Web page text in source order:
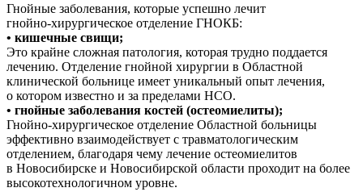
Гнойные заболевания, которые успешно лечит
гнойно-хирургическое отделение ГНОКБ:
• кишечные свищи;
Это крайне сложная патология, которая трудно поддается
лечению. Отделение гнойной хирургии в Областной
клинической больнице имеет уникальный опыт лечения,
о котором известно и за пределами НСО.
• гнойные заболевания костей (остеомиелиты);
Гнойно-хирургическое отделение Областной больницы
эффективно взаимодействует с травматологическим
отделением, благодаря чему лечение остеомиелитов
в Новосибирске и Новосибирской области проходит на более
высокотехнологичном уровне.